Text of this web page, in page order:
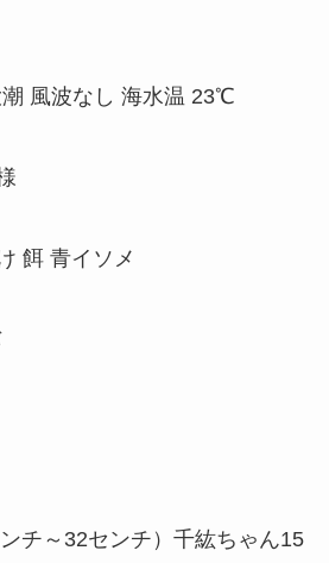
風波なし 海水温 23℃
餌 青イソメ
チ～32センチ）千紘ちゃん15